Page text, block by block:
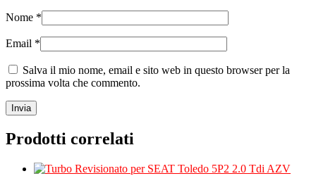
Nome *
Email *
Salva il mio nome, email e sito web in questo browser per la
prossima volta che commento.
Prodotti correlati